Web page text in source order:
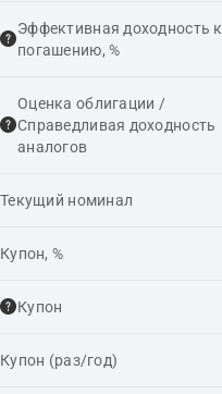
Эффективная доходность к
погашению, %
Оценка облигации /
Справедливая доходность
аналогов
Текущий номинал
Купон, %
Купон
Купон (раз/год)